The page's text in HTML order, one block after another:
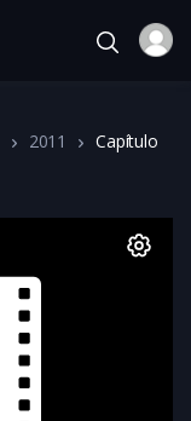
2011
Capítulo